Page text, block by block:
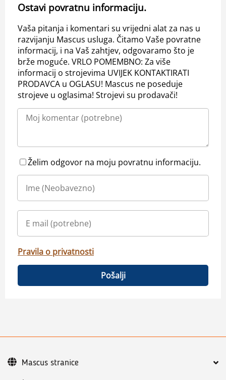
Ostavi povratnu informaciju.
Vaša pitanja i komentari su vrijedni alat za nas u
razvijanju Mascus usluga. Čitamo Vaše povratne
informacij, i na Vaš zahtjev, odgovaramo što je
brže moguće. VRLO POMEMBNO: Za više
informacij o strojevima UVIJEK KONTAKTIRATI
PRODAVCA u OGLASU! Mascus ne poseduje
strojeve u oglasima! Strojevi su prodavači!
Želim odgovor na moju povratnu informaciju.
Pravila o privatnosti
Pošalji
Mascus stranice